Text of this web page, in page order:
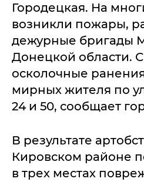
Городецкая. На
возникли пожары,
дежурные бригады
Донецкой области.
осколочные
мирных жителя по
24 и 50, сообщает
В результате
Кировском районе
в трех местах